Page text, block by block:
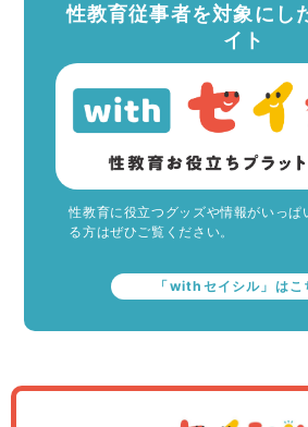
性教育従事者を対象にし
イト
性教育に役立つグッズや情報がいっぱ
る方はぜひご覧ください。
「withセイシル」はこ